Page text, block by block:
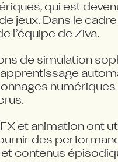
qui est
jeux. Dans le
l’équipe de Ziva.
de simulation
numériques
et animation ont
des
contenus